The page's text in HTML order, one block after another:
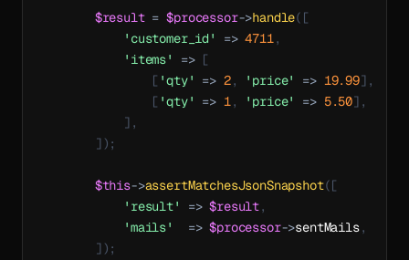
$result = $processor->handle( [
'customer_id'
=> 4711,
'items'
=> [
[ 'qty' => 2, 'price' => 19.99] ,
[ 'qty' => 1, 'price' => 5.50] ,
] ,
] ) ;
$this->assertMatchesJsonSnapshot([
'result'
=> $result,
'mails'
=> $processor->sentMails,
] ) ;